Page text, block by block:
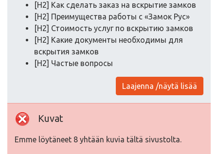
[H2] Как сделать заказ на вскрытие замков
[H2] Преимущества работы с «Замок Рус»
[H2] Стоимость услуг по вскрытию замков
[H2] Какие документы необходимы для
вскрытия замков
[H2] Частые вопросы
Laajenna /näytä lisää
Kuvat
Emme löytäneet 8 yhtään kuvia tältä sivustolta.